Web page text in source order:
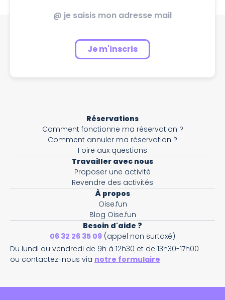
Je m'inscris
Réservations
Comment fonctionne ma réservation ?
Comment annuler ma réservation ?
Foire aux questions
Travailler avec nous
Proposer une activité
Revendre des activités
À propos
Oise.fun
Blog Oise.fun
Besoin d'aide ?
06 32 26 35 09 (appel non surtaxé)
Du lundi au vendredi de 9h à 12h30 et de 13h30-17h00
ou contactez-nous via notre formulaire